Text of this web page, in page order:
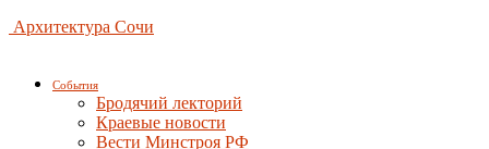
Архитектура Сочи
События
Бродячий лекторий
Краевые новости
Вести Минстроя РФ